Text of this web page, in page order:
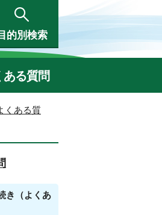
的別検索
ある質問
くある質
き（よくあ